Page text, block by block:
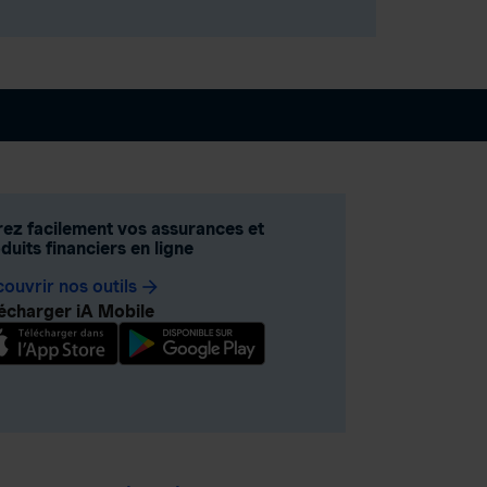
facilement vos assurances et
financiers en ligne
nos outils arrow_forward
iA Mobile